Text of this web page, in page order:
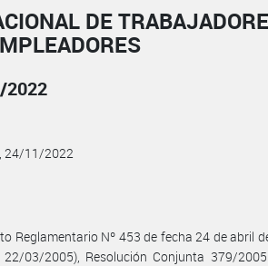
DE
2022
24/11/2022
Reglamentario Nº 453 de fecha 24 de abril
22/03/2005), Resolución Conjunta 379/